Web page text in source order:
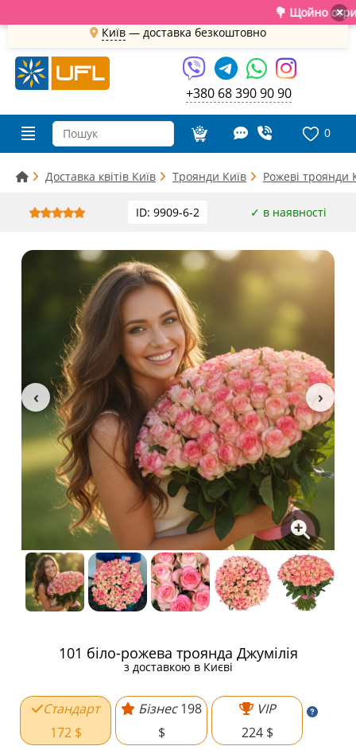
💐 Щойно отримали×
Київ — доставка безкоштовно
+380 68 390 90 90
0
Доставка квітів Київ Троянди Київ Рожеві троянди
ID: 9909-6-2 ✓ в наявності
101 біло-рожева троянда Джумілія
з доставкою в Києві
Стандарт
172 $
Бізнес 198
$
VIP
224 $